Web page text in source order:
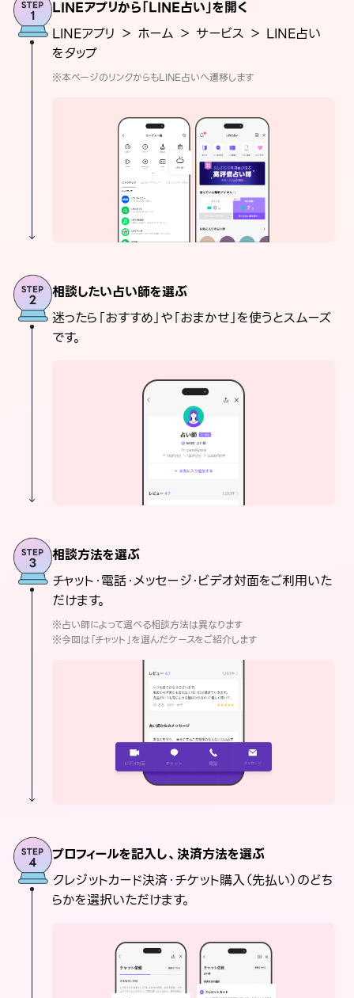
LINEアプリから「LINE占い」を開く
LINEアプリ ＞ ホーム ＞ サービス ＞ LINE占い
をタップ
※本ページのリンクからもLINE占いへ遷移します
相談したい占い師を選ぶ
迷ったら「おすすめ」や「おまかせ」を使うとスムーズ
です。
相談方法を選ぶ
チャット・電話・メッセージ・ビデオ対面をご利用いた
だけます。
※占い師によって選べる相談方法は異なります
※今回は「チャット」を選んだケースをご紹介します
プロフィールを記入し、決済方法を選ぶ
クレジットカード決済・チケット購入（先払い）のどち
らかを選択いただけます。